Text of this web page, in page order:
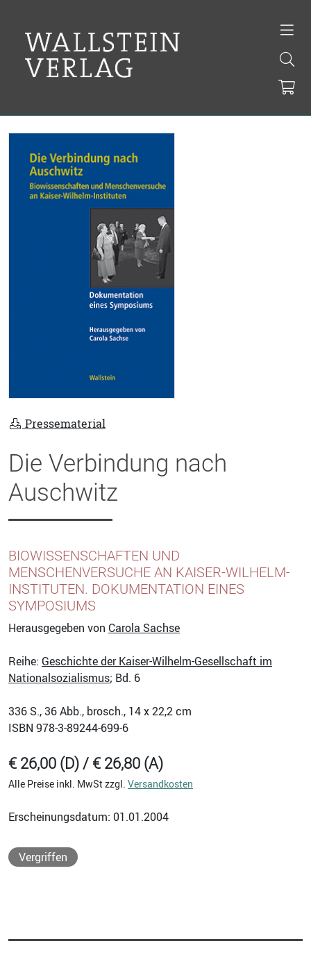
Pressematerial
Die Verbindung nach
Auschwitz
BIOWISSENSCHAFTEN UND
MENSCHENVERSUCHE AN KAISER-WILHELM-
INSTITUTEN. DOKUMENTATION EINES
SYMPOSIUMS
Herausgegeben von Carola Sachse
Reihe: Geschichte der Kaiser-Wilhelm-Gesellschaft im
Nationalsozialismus; Bd. 6
336 S., 36 Abb., brosch., 14 x 22,2 cm
ISBN 978-3-89244-699-6
€ 26,00 (D) / € 26,80 (A)
Alle Preise inkl. MwSt zzgl. Versandkosten
Erscheinungsdatum: 01.01.2004
Vergriffen